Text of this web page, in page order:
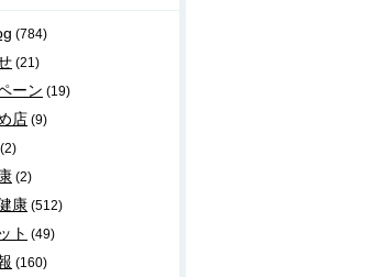
(784)
(21)
ーン (19)
店 (9)
(2)
(2)
康 (512)
ト (49)
(160)